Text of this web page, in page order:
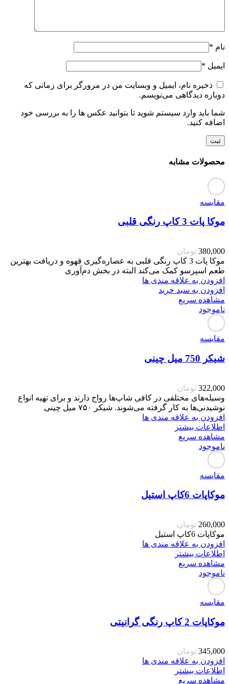
نام *
ایمیل *
ذخیره نام، ایمیل و وبسایت من در مرورگر برای زمانی که
دوباره دیدگاهی می‌نویسم.
شما باید وارد سیستم شوید تا بتوانید عکس ها را به بررسی خود
اضافه کنید.
محصولات مشابه
مقایسه
موکا پات 3 کاپ رنگی قلبی
380,000 تومان
موکا پات 3 کاپ رنگی قلبی به عصاره‌گیری قهوه و دریافت بهترین
طعم اسپرسو کمک می‌کند البته در بخش دم‌آوری
افزودن به علاقه مندی ها
افزودن به سبد خرید
مشاهده سریع
ناموجود
مقایسه
شیکر 750 میل چینی
322,000 تومان
وسیله‌های مختلفی در کافی شاپ‌ها رواج دارند و برای تهیه انواع
نوشیدنی‌ها به کار گرفته می‌شوند. شیکر ۷۵۰ میل چینی
افزودن به علاقه مندی ها
اطلاعات بیشتر
مشاهده سریع
ناموجود
مقایسه
موکاپات 6کاپ استیل
260,000 تومان
موکاپات 6کاپ استیل
افزودن به علاقه مندی ها
اطلاعات بیشتر
مشاهده سریع
ناموجود
مقایسه
موکاپات 2 کاپ رنگی گرانیتی
345,000 تومان
افزودن به علاقه مندی ها
اطلاعات بیشتر
مشاهده سریع